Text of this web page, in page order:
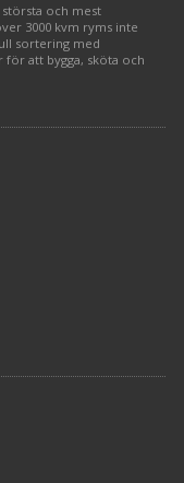
största och mest
3000 kvm ryms inte
sortering med
att bygga, sköta och